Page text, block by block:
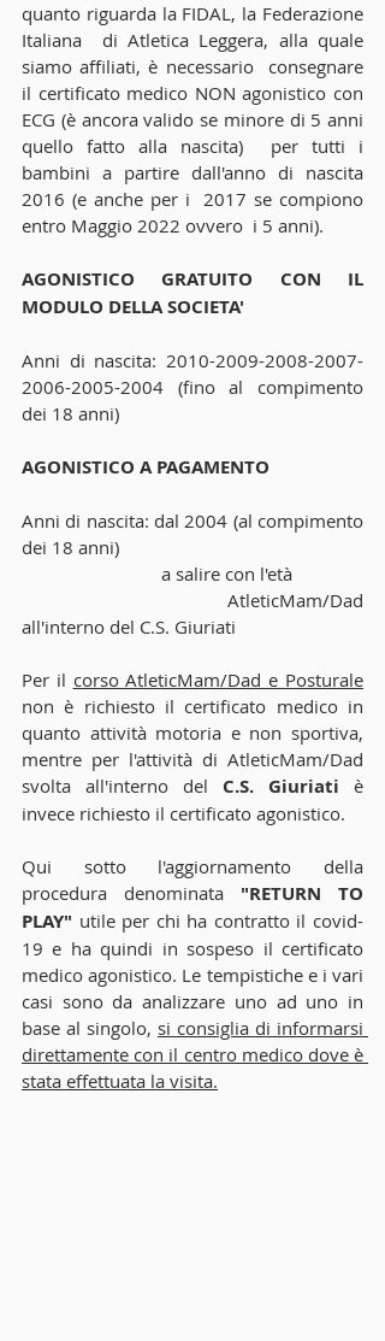
quanto riguarda la FIDAL, la Federazione
Italiana  di Atletica Leggera, alla quale
siamo affiliati, è necessario  consegnare
il certificato medico NON agonistico con
ECG (è ancora valido se minore di 5 anni
quello fatto alla nascita)  per tutti i
bambini a partire dall'anno di nascita
2016 (e anche per i  2017 se compiono
entro Maggio 2022 ovvero  i 5 anni).
AGONISTICO GRATUITO CON IL
MODULO DELLA SOCIETA'
Anni di nascita: 2010-2009-2008-2007-
2006-2005-2004 (fino al compimento
dei 18 anni)
AGONISTICO A PAGAMENTO
Anni di nascita: dal 2004 (al compimento
dei 18 anni)
                             a salire con l'età
all'interno del C.S. Giuriati
Per il corso AtleticMam/Dad e Posturale
non è richiesto il certificato medico in
quanto attività motoria e non sportiva,
mentre per l'attività di AtleticMam/Dad
svolta all'interno del C.S. Giuriati è
invece richiesto il certificato agonistico.
Qui sotto l'aggiornamento della
procedura denominata "RETURN TO
PLAY" utile per chi ha contratto il covid-
19 e ha quindi in sospeso il certificato
medico agonistico. Le tempistiche e i vari
casi sono da analizzare uno ad uno in
base al singolo, si consiglia di informarsi
direttamente con il centro medico dove è
stata effettuata la visita.